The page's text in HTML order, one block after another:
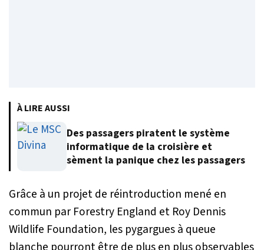
À LIRE AUSSI
Des passagers piratent le système
informatique de la croisière et
sèment la panique chez les passagers
Grâce à un projet de réintroduction mené en
commun par Forestry England et Roy Dennis
Wildlife Foundation, les pygargues à queue